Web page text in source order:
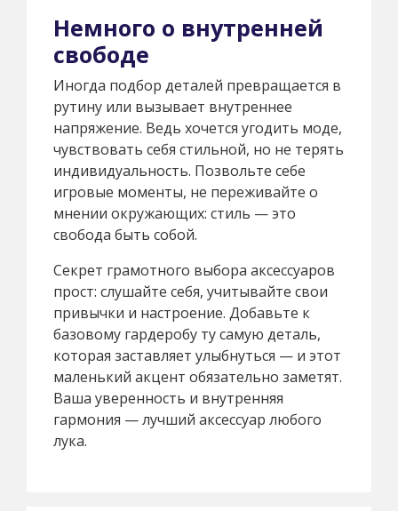
Немного о внутренней
свободе
Иногда подбор деталей превращается в
рутину или вызывает внутреннее
напряжение. Ведь хочется угодить моде,
чувствовать себя стильной, но не терять
индивидуальность. Позвольте себе
игровые моменты, не переживайте о
мнении окружающих: стиль — это
свобода быть собой.
Секрет грамотного выбора аксессуаров
прост: слушайте себя, учитывайте свои
привычки и настроение. Добавьте к
базовому гардеробу ту самую деталь,
которая заставляет улыбнуться — и этот
маленький акцент обязательно заметят.
Ваша уверенность и внутренняя
гармония — лучший аксессуар любого
лука.